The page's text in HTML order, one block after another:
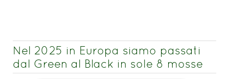
Nel 2025 in Europa siamo passati
dal Green al Black in sole 8 mosse